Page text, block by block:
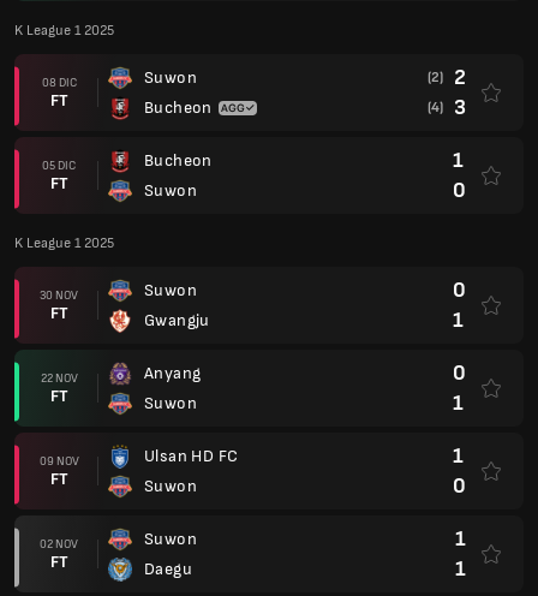
K League 1 2025
08 DIC
FT
Suwon
Bucheon
(2) 2
(4) 3
05 DIC
FT
Bucheon
Suwon
1
0
K League 1 2025
30 NOV
FT
Suwon
Gwangju
0
1
22 NOV
FT
Anyang
Suwon
0
1
09 NOV
FT
Ulsan HD FC
Suwon
1
0
02 NOV
FT
Suwon
Daegu
1
1